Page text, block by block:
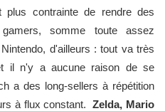
contrainte de rendre des
somme toute assez
d'ailleurs : tout va très
il n'y a aucune raison de se
a des long-sellers à répétition
à flux constant.Zelda, Mario